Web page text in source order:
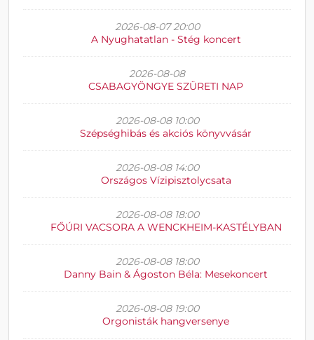
2026-08-07 20:00
A Nyughatatlan - Stég koncert
2026-08-08
CSABAGYÖNGYE SZÜRETI NAP
2026-08-08 10:00
Szépséghibás és akciós könyvvásár
2026-08-08 14:00
Országos Vízipisztolycsata
2026-08-08 18:00
FŐÚRI VACSORA A WENCKHEIM-KASTÉLYBAN
2026-08-08 18:00
Danny Bain & Ágoston Béla: Mesekoncert
2026-08-08 19:00
Orgonisták hangversenye